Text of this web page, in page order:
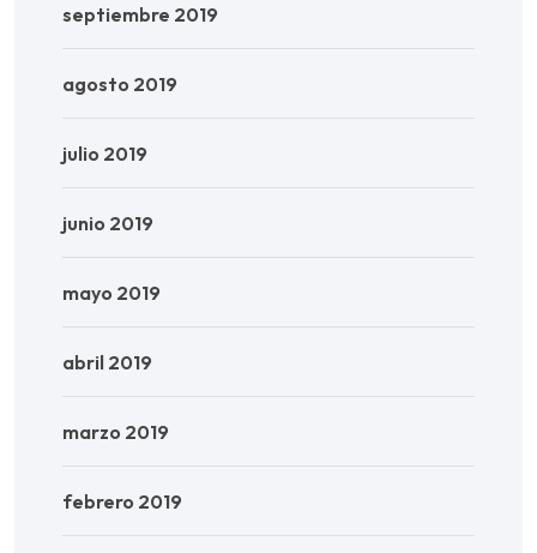
septiembre 2019
agosto 2019
julio 2019
junio 2019
mayo 2019
abril 2019
marzo 2019
febrero 2019